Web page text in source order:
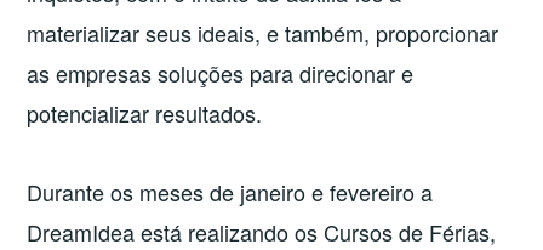
materializar seus ideais, e também, proporcionar
as empresas soluções para direcionar e
potencializar resultados.
Durante os meses de janeiro e fevereiro a
DreamIdea está realizando os Cursos de Férias,